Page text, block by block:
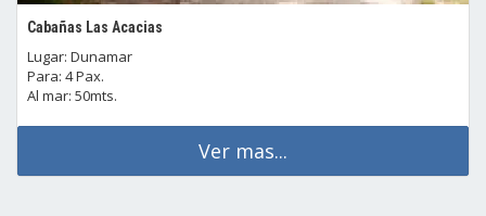
Cabañas Las Acacias
Lugar: Dunamar
Para: 4 Pax.
Al mar: 50mts.
Ver mas...